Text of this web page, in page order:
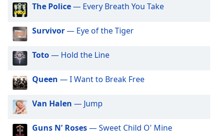
dialog
subtitles
off
selected
Audio
Track
Picture-
Picture
Fullscreen
This
The Police— Every Breath You Take
Survivor— Eye of the Tiger
Toto— Hold the Line
Queen — I Want to Break Free
Van Halen — Jump
Guns N' Roses— Sweet Child O' Mine